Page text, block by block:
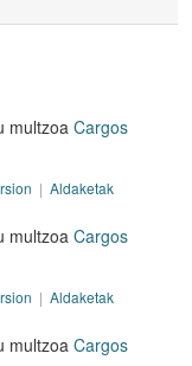
multzoaCargos
| Aldaketak
multzoaCargos
| Aldaketak
multzoaCargos